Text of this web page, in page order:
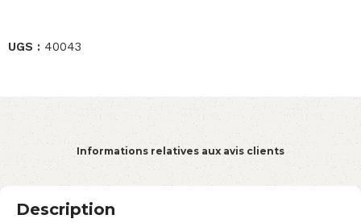
UGS : 40043
Informations relatives aux avis clients
Description